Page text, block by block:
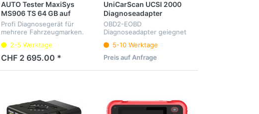
AUTO Tester MaxiSys
MS906 TS 64 GB auf
Deutsch
Profi Diagnosegerät für
mehrere Fahrzeugmarken.
Steuergeräte, Service-
Intervalle, Elektrische-Park-
Bremse, RDKS(TPMS) etc.
Menüsprache Deutsch.
2-5 Werktage
CHF 2 695.00 *
UniCarScan UCSI 2000
Diagnoseadapter
OBD2-EOBD
Diagnoseadapter geiegnet
5-10 Werktage
Preis auf Anfrage